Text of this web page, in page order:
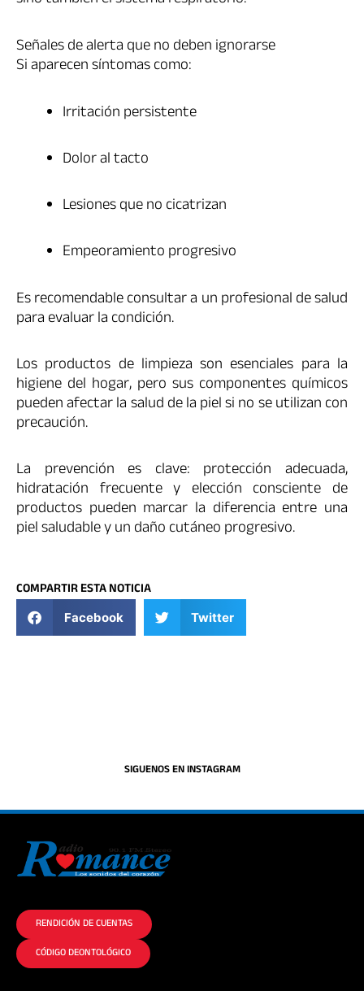
Señales de alerta que no deben ignorarse
Si aparecen síntomas como:
Irritación persistente
Dolor al tacto
Lesiones que no cicatrizan
Empeoramiento progresivo
Es recomendable consultar a un profesional de salud
para evaluar la condición.
Los productos de limpieza son esenciales para la
higiene del hogar, pero sus componentes químicos
pueden afectar la salud de la piel si no se utilizan con
precaución.
La prevención es clave: protección adecuada,
hidratación frecuente y elección consciente de
productos pueden marcar la diferencia entre una
piel saludable y un daño cutáneo progresivo.
COMPARTIR ESTA NOTICIA
Facebook Twitter
SIGUENOS EN INSTAGRAM
RENDICIÓN DE CUENTAS
CÓDIGO DEONTOLÓGICO